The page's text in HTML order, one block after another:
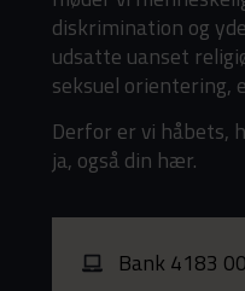
diskrimination og
udsatte uanset
seksuel orientering,
Derfor er vi håbets,
ja, også din hær.
Bank 4183